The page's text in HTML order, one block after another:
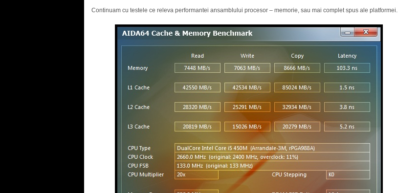
Continuam cu testele ce releva performantei ansamblului procesor – memorie, sau mai complet spus ale platformei.